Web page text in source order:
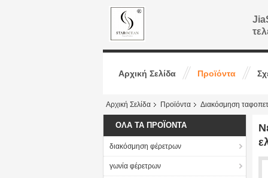
Αρχική Σελίδα Προϊόντα
Αρχική Σελίδα Προϊόντα Διακόσμηση
ΌΛΑ ΤΑ ΠΡΟΪΌΝΤΑ
διακόσμηση φέρετρων
γωνία φέρετρων